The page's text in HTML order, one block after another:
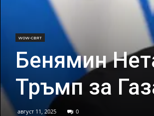
wow-свят
Бенямин
Тръмп за
август 11, 2025 0